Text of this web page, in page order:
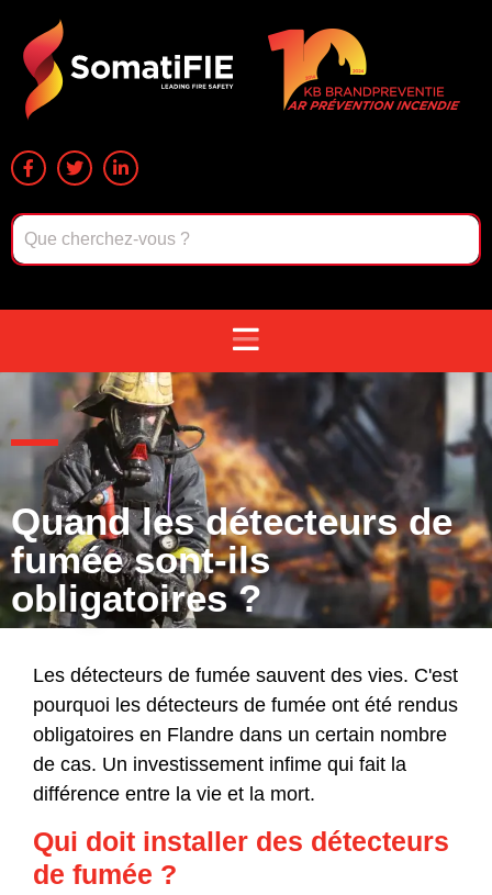
Quand les détecteurs de
fumée sont-ils
obligatoires ?
Les détecteurs de fumée sauvent des vies. C'est
pourquoi les détecteurs de fumée ont été rendus
obligatoires en Flandre dans un certain nombre
de cas. Un investissement infime qui fait la
différence entre la vie et la mort.
Qui doit installer des détecteurs
de fumée ?